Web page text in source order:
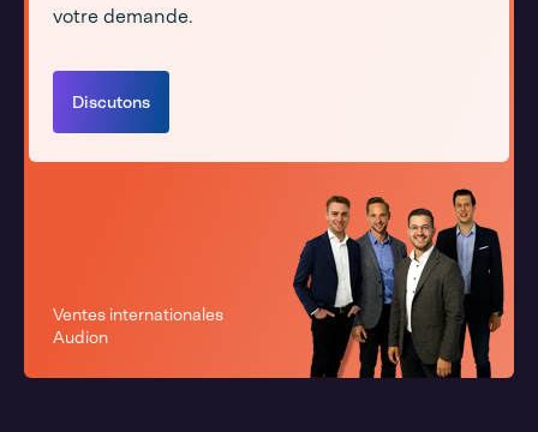
votre demande.
Discutons
Ventes internationales
Audion